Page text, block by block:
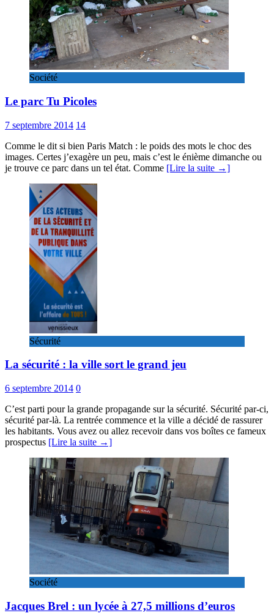
Société
Le parc Tu Picoles
7 septembre 2014 14
Comme le dit si bien Paris Match : le poids des mots le choc des
images. Certes j’exagère un peu, mais c’est le énième dimanche ou
je trouve ce parc dans un tel état. Comme [Lire la suite →]
Sécurité
La sécurité : la ville sort le grand jeu
6 septembre 2014 0
C’est parti pour la grande propagande sur la sécurité. Sécurité par-ci,
sécurité par-là. La rentrée commence et la ville a décidé de rassurer
les habitants. Vous avez ou allez recevoir dans vos boîtes ce fameux
prospectus [Lire la suite →]
Société
Jacques Brel : un lycée à 27,5 millions d’euros